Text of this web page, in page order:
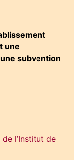
une
subvention
de l’Institut de